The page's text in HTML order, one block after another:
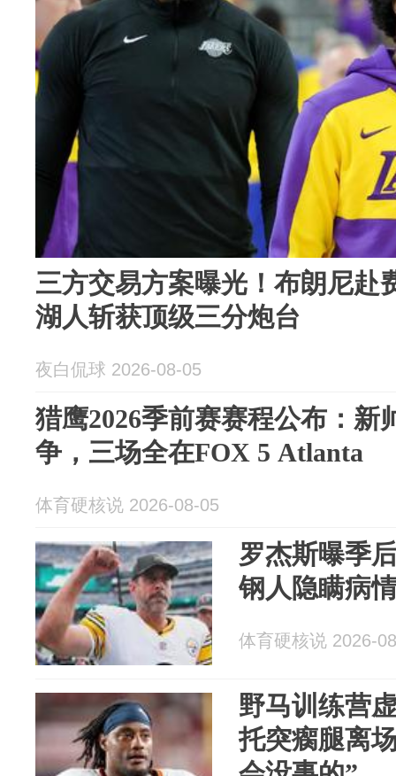
三方交易方案曝光！布朗尼赴
湖人斩获顶级三分炮台
夜白侃球 2026-08-05
猎鹰2026季前赛赛程公布：新
争，三场全在FOX 5 Atlanta
体育硬核说 2026-08-05
罗杰斯曝季
钢人隐瞒病
体育硬核说 2026-
野马训练营
托突瘸腿离